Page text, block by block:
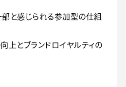
と感じられる参加型の仕組
上とブランドロイヤルティの